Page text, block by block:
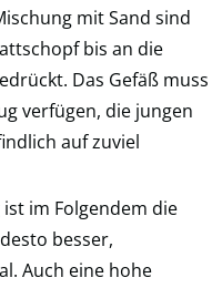
mit Sand sind
bis an die
Das Gefäß muss
verfügen, die jungen
auf zuviel
im Folgendem die
besser,
Auch eine hohe